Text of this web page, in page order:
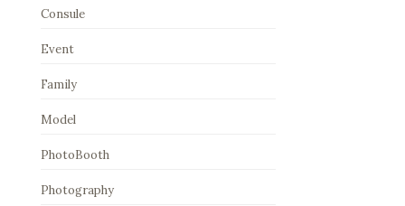
Consule
Event
Family
Model
PhotoBooth
Photography